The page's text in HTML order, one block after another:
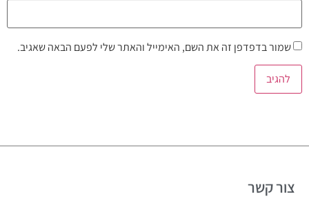
שמור בדפדפן זה את השם, האימייל והאתר שלי לפעם הבאה שאגיב.
צור קשר